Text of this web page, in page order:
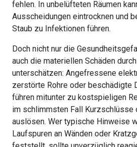
fehlen. In unbelüfteten Räumen
Ausscheidungen eintrocknen und
Staub zu Infektionen führen.
Doch nicht nur die
auch die materiellen Schäden
unterschätzen: Angefressene
zerstörte Rohre oder beschädigte
führen mitunter zu kostspieligen
im schlimmsten Fall Kurzschlüsse
auslösen. Wer typische Hinweise
Laufspuren an Wänden oder